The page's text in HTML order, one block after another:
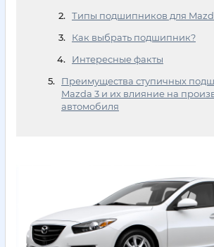
Типы подшипников для
Как выбрать подшипник?
Интересные факты
Преимущества ступичных
Mazda 3 и их влияние на
автомобиля